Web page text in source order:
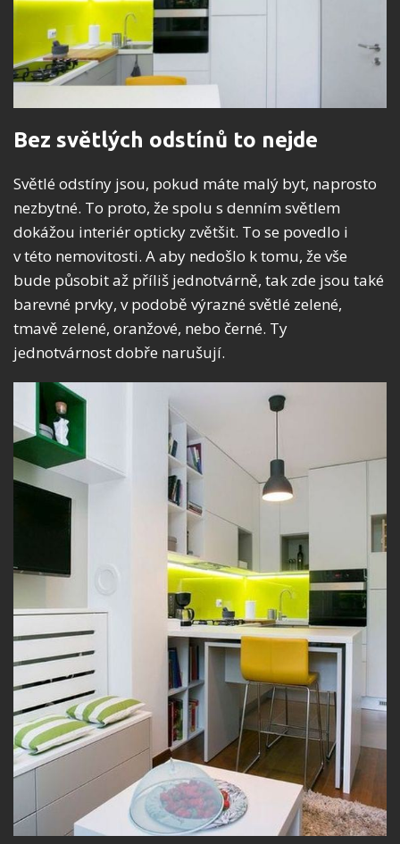
Bez světlých odstínů to nejde
Světlé odstíny jsou, pokud máte malý byt, naprosto
nezbytné. To proto, že spolu s denním světlem
dokážou interiér opticky zvětšit. To se povedlo i
v této nemovitosti. A aby nedošlo k tomu, že vše
bude působit až příliš jednotvárně, tak zde jsou také
barevné prvky, v podobě výrazné světlé zelené,
tmavě zelené, oranžové, nebo černé. Ty
jednotvárnost dobře narušují.